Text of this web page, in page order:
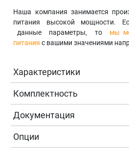
Наша компания занимается
питания высокой мощности.
данные параметры, то мы
питания с вашими значениями
Характеристики
Комплектность
Документация
Опции